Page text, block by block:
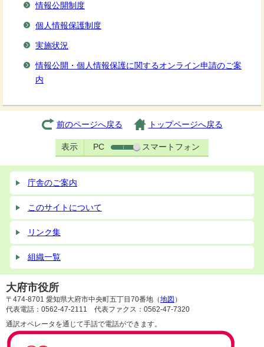
情報公開制度
個人情報保護制度
実施状況
情報公開・個人情報保護に関するオンライン申請のご案
内
前のページへ戻る トップページへ戻る
表示 PC スマートフォン
庁舎のご案内
このサイトについて
リンク集
組織一覧
大府市役所
〒474-8701 愛知県大府市中央町五丁目70番地（地図 ）
代表電話：0562-47-2111 代表ファクス：0562-47-7320
通訳オペレータを通じて手話で電話ができます。